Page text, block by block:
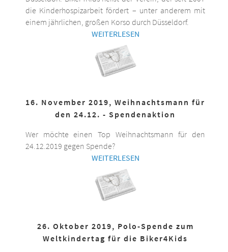
die Kinderhospizarbeit fördert – unter anderem mit
einem jährlichen, großen Korso durch Düsseldorf.
WEITERLESEN
16. November 2019, Weihnachtsmann für
den 24.12. - Spendenaktion
Wer möchte einen Top Weihnachtsmann für den
24.12.2019 gegen Spende?
WEITERLESEN
26. Oktober 2019, Polo-Spende zum
Weltkindertag für die Biker4Kids